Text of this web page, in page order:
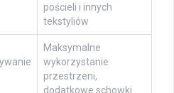
pościeli i innych
tekstyliów
Maksymalne
wykorzystanie
przestrzeni,
dodatkowe schowki